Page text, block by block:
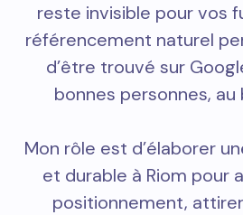
reste invisible pour vos
référencement naturel
d’être trouvé sur
bonnes personnes,
Mon rôle est d’élaborer
et durable à Riom pour
positionnement,